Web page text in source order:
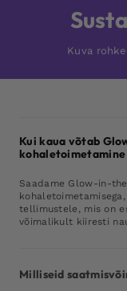
Kuva
Kui kaua võtab
kohaletoimetamine
Saadame Glow-in-
tellimustele, mis on
võimalikult kiiresti
Milliseid